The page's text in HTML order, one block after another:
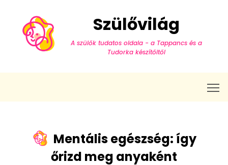
Szülővilág
A szülők tudatos oldala - a Tappancs és a
Tudorka készítőitől
Mentális egészség: így
őrizd meg anyaként